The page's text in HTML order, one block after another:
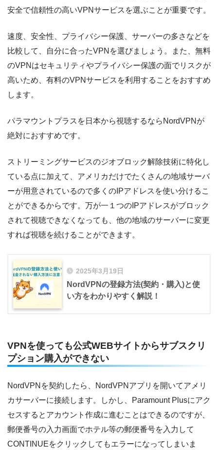
安全で信頼性の高いVPNサービスを選ぶことが重要です。
速度、安全性、プライバシー保護、サーバーの多さなどを
比較して、自分に合ったVPNを選びましょう。また、無料
のVPNはセキュリティやプライバシー保護の面でリスクが
高いため、有料のVPNサービスを利用することをおすすめ
します。
パラマウントプラスを日本から視聴するならNordVPNが
絶対におすすめです。
ストリーミングサービスのジオブロック解除技術に特化し
ている点に加えて、アメリカだけでたくさんの地域サーバ
ーが用意されているので多くのIPアドレスを使い分けるこ
とができるからです。万が一１つのIPアドレスがブロック
されて視聴できなくなっても、他の地域のサーバーに変更
すれば視聴を続けることができます。
2025年3月19日
NordVPNの登録方法(契約・購入)と使
い方をわかりやすく解説！
VPNを使っても公式WEBサイトからサブスクリ
プション購入ができない
NordVPNを契約したら、NordVPNアプリを開いてアメリ
カサーバーに接続します。しかし、Paramount Plusにアク
セスするとアカウント作成に進むことはできるのですが、
郵便番号の入力画面でホテル等の郵便番号を入力して
CONTINUEをクリックしてもエラーになってしまいま